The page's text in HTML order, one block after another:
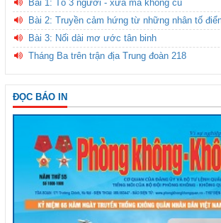
Bài 1: Tổ 3 người - xưa mà không cũ
Bài 2: Truyền cảm hứng từ những nhân tố
Bài 3: Nối dài mơ ước tân binh
Tháng Ba trên trận địa Trung đoàn 218
ĐỌC BÁO IN